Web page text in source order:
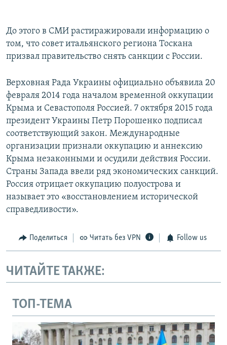
До этого в СМИ растиражировали информацию о
том, что совет итальянского региона Тоскана
призвал правительство снять санкции с России.
Верховная Рада Украины официально объявила 20
февраля 2014 года началом временной оккупации
Крыма и Севастополя Россией. 7 октября 2015 года
президент Украины Петр Порошенко подписал
соответствующий закон. Международные
организации признали оккупацию и аннексию
Крыма незаконными и осудили действия России.
Страны Запада ввели ряд экономических санкций.
Россия отрицает оккупацию полуострова и
называет это «восстановлением исторической
справедливости».
Поделиться Читать без VPN Follow us
ЧИТАЙТЕ ТАКЖЕ:
ТОП-ТЕМА